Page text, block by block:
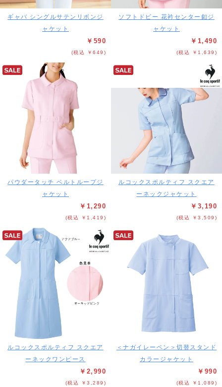
ギャバ シングルサテンリボンジ
ャケット
￥590
(税込 ￥649)
ソフトドビー 花衿センター釦ジ
ャケット
￥1,490
(税込 ￥1,639)
パウダータッチ ベルトループジ
ャケット
￥1,290
(税込 ￥1,419)
ルコックスポルティフ スクエア
ーネックジャケット
￥3,190
(税込 ￥3,509)
ルコックスポルティフ スクエア
ーネックワンピース
￥2,990
(税込 ￥3,289)
＜ナガイレーベン＞切替スタンド
カラージャケット
￥990
(税込 ￥1,089)